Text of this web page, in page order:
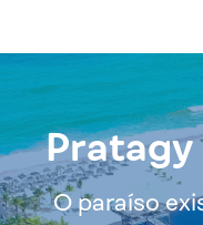
Pratagy
O paraíso